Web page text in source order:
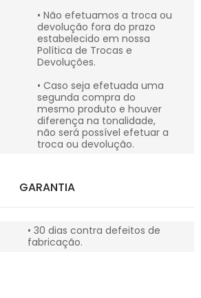
• Não efetuamos a troca ou
devolução fora do prazo
estabelecido em nossa
Política de Trocas e
Devoluções.
• Caso seja efetuada uma
segunda compra do
mesmo produto e houver
diferença na tonalidade,
não será possível efetuar a
troca ou devolução.
GARANTIA
• 30 dias contra defeitos de
fabricação.